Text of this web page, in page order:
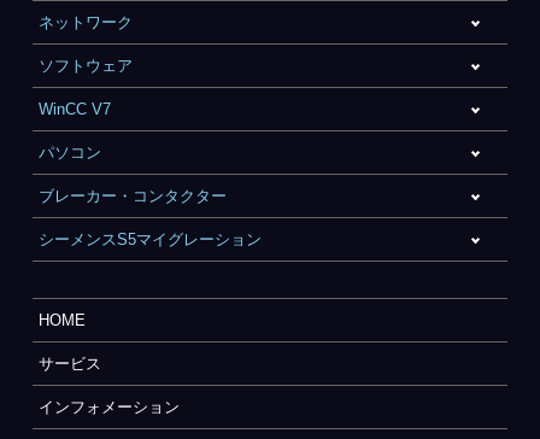
ネットワーク
ソフトウェア
WinCC V7
パソコン
ブレーカー・コンタクター
シーメンスS5マイグレーション
HOME
サービス
インフォメーション